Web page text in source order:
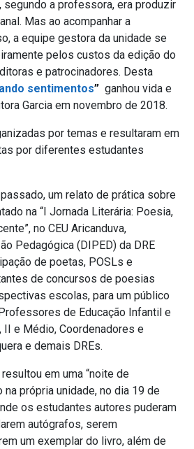
segundo a professora, era produzir
Mas ao acompanhar a
a equipe gestora da unidade se
pelos custos da edição do
e patrocinadores. Desta
sentimentos” ganhou vida e
Garcia em novembro de 2018.
por temas e resultaram em
por diferentes estudantes
um relato de prática sobre
na “I Jornada Literária: Poesia,
no CEU Aricanduva,
Pedagógica (DIPED) da DRE
de poetas, POSLs e
de concursos de poesias
escolas, para um público
de Educação Infantil e
II e Médio, Coordenadores e
e demais DREs.
em uma “noite de
na própria unidade, no dia 19 de
os estudantes autores puderam
autógrafos, serem
um exemplar do livro, além de